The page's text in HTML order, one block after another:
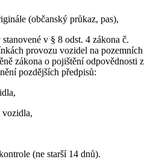
(občanský průkaz, pas),
v § 8 odst. 4 zákona č.
provozu vozidel na pozemních
zákona o pojištění odpovědnosti z
pozdějších předpisů:
vozidla,
(ne starší 14 dnů).